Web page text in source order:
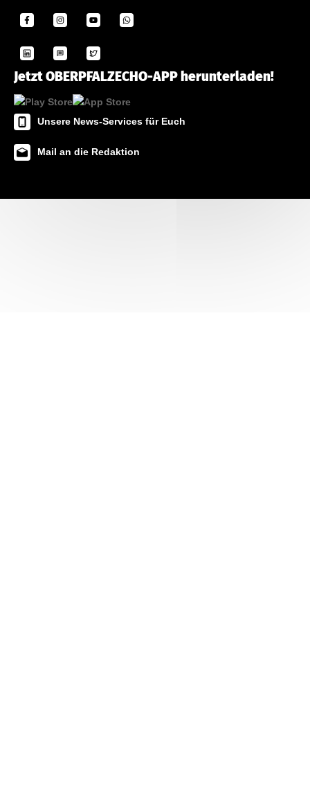
Jetzt OBERPFALZECHO-APP herunterladen!
Unsere News-Services für Euch
Mail an die Redaktion